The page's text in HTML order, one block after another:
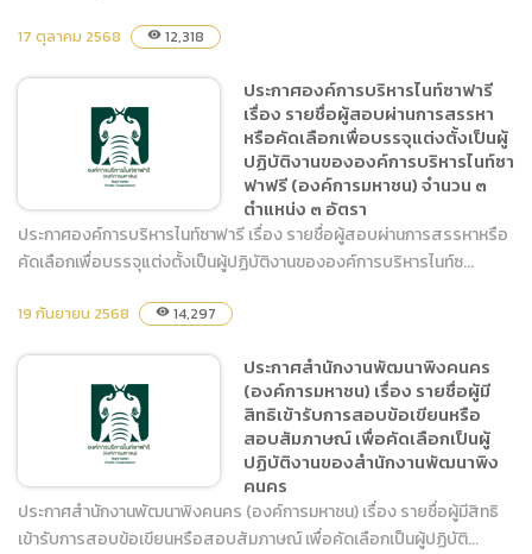
ซาฟารี (องค์การมหาชน) เรื่อง
ผู้ปฏิบัติงาน จำนวน ๑
ตำแหน่ง ๒ อัตรา
17 ตุลาคม 2568 visibility 12,318
ซาฟารี เรื่อง รายชื่อผู้สอบผ่าน
การสรรหาหรือคัดเลือกเพื่อ
ขององค์การบริหารไนท์ซาฟา
ฟรี (องค์การมหาชน) จำนวน
๓ ตำแหน่ง ๓ อัตรา
ประกาศองค์การบริหารไนท์ซาฟารี
เรื่อง รายชื่อผู้สอบผ่านการสรรหา
หรือคัดเลือกเพื่อบรรจุแต่งตั้งเป็นผู้
ปฏิบัติงานขององค์การบริหารไนท์ซา
ฟาฟรี (องค์การมหาชน) จำนวน ๓
ตำแหน่ง ๓ อัตรา
ประกาศองค์การบริหารไนท์ซาฟารี เรื่อง รายชื่อผู้สอบผ่านการสรรหาหรือ
คัดเลือกเพื่อบรรจุแต่งตั้งเป็นผู้ปฏิบัติงานขององค์การบริหารไนท์ซ...
19 กันยายน 2568 visibility 14,297
ประกาศสำนักงานพัฒนาพิงคนคร
(องค์การมหาชน) เรื่อง รายชื่อผู้มี
สิทธิเข้ารับการสอบข้อเขียนหรือ
สอบสัมภาษณ์ เพื่อคัดเลือกเป็นผู้
ปฏิบัติงานของสำนักงานพัฒนาพิง
คนคร
ประกาศสำนักงานพัฒนาพิงคนคร (องค์การมหาชน) เรื่อง รายชื่อผู้มีสิทธิ
เข้ารับการสอบข้อเขียนหรือสอบสัมภาษณ์ เพื่อคัดเลือกเป็นผู้ปฏิบัติ...